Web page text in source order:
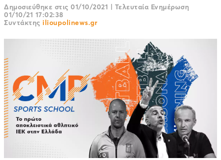
Δημοσιεύθηκε στις 01/10/2021 | Τελευταία Ενημέρωση
01/10/21 17:02:38
Συντάκτης ilioupolinews.gr